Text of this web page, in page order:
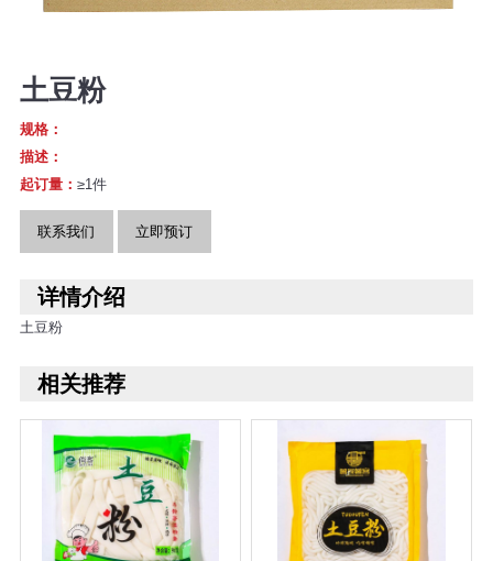
土豆粉
规格：
描述：
起订量： ≥1件
联系我们 立即预订
详情介绍
土豆粉
相关推荐